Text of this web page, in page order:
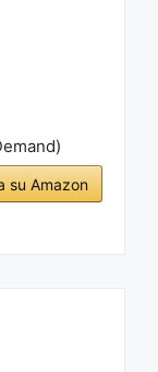
su Amazon